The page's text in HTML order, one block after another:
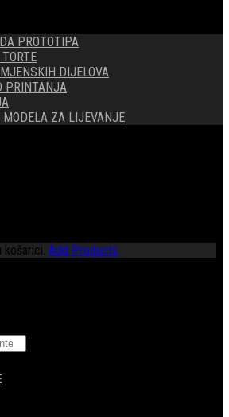
PROTOTIPA
DIJELOVA
PRINTANJA
ZA LIJEVANJE
košarici. Add Products